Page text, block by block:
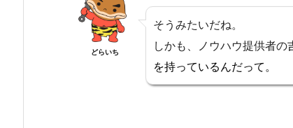
どらいち
そうみたいだね。
しかも、ノウハウ提供者の
を持っているんだって。